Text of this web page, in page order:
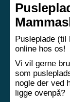
Pusleplade
online hos os!
Vi vil gerne
som
nogle der ved
ligge ovenpå?